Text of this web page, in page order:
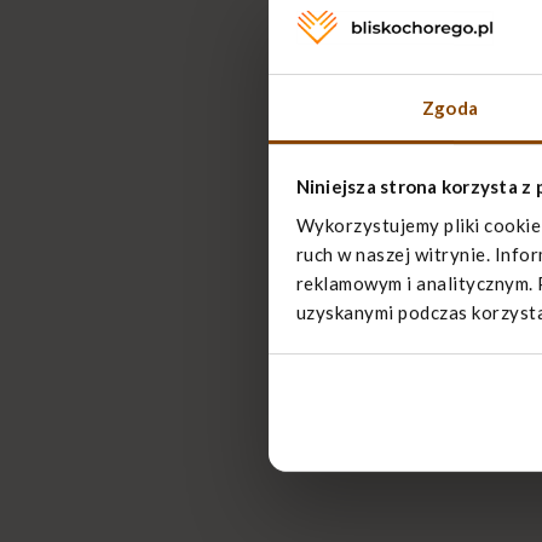
Zgoda
Niniejsza strona korzysta z
Wykorzystujemy pliki
ruch w naszej witrynie.
reklamowym i analitycznym.
uzyskanymi podczas